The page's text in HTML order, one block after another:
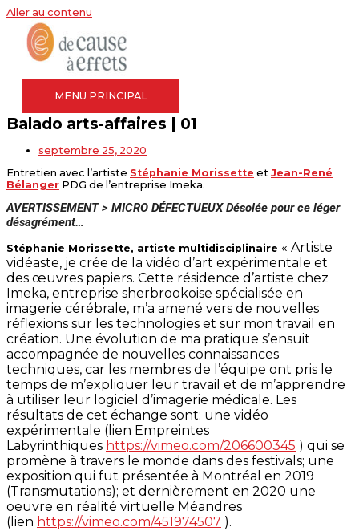
Aller au contenu
MENU PRINCIPAL
Balado arts-affaires | 01
septembre 25, 2020
Entretien avec l’artiste Stéphanie Morissette et Jean-René
Bélanger PDG de l’entreprise Imeka.
AVERTISSEMENT > MICRO DÉFECTUEUX Désolée pour ce léger
désagrément…
Stéphanie Morissette, artiste multidisciplinaire « Artiste
vidéaste, je crée de la vidéo d’art expérimentale et
des œuvres papiers. Cette résidence d’artiste chez
Imeka, entreprise sherbrookoise spécialisée en
imagerie cérébrale, m’a amené vers de nouvelles
réflexions sur les technologies et sur mon travail en
création. Une évolution de ma pratique s’ensuit
accompagnée de nouvelles connaissances
techniques, car les membres de l’équipe ont pris le
temps de m’expliquer leur travail et de m’apprendre
à utiliser leur logiciel d’imagerie médicale. Les
résultats de cet échange sont: une vidéo
expérimentale (lien Empreintes
Labyrinthiques https://vimeo.com/206600345 ) qui se
promène à travers le monde dans des festivals; une
exposition qui fut présentée à Montréal en 2019
(Transmutations); et dernièrement en 2020 une
oeuvre en réalité virtuelle Méandres
(lien https://vimeo.com/451974507 ).